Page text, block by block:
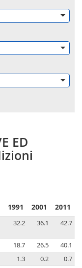
ED
1991 2001 2011
32.2 36.1 42.7
18.7 26.5
40.1
1.3 0.2
0.7